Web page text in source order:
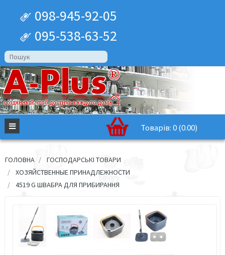
098-945-92-05
095-538-63-52
Товарів: 0 (0.00)
ГОЛОВНА
ГОСПОДАРСЬКІ ТОВАРИ
ХОЗЯЙСТВЕННЫЕ ПРИНАДЛЕЖНОСТИ
4519 G ШВАБРА ДЛЯ ПРИБИРАННЯ